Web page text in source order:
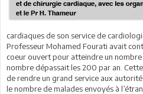
cardiaques de son service de
Professeur Mohamed Fourati avait
coeur ouvert pour atteindre un
nombre dépassait les 200 par an.
de rendre un grand service aux
le nombre de malades envoyés à